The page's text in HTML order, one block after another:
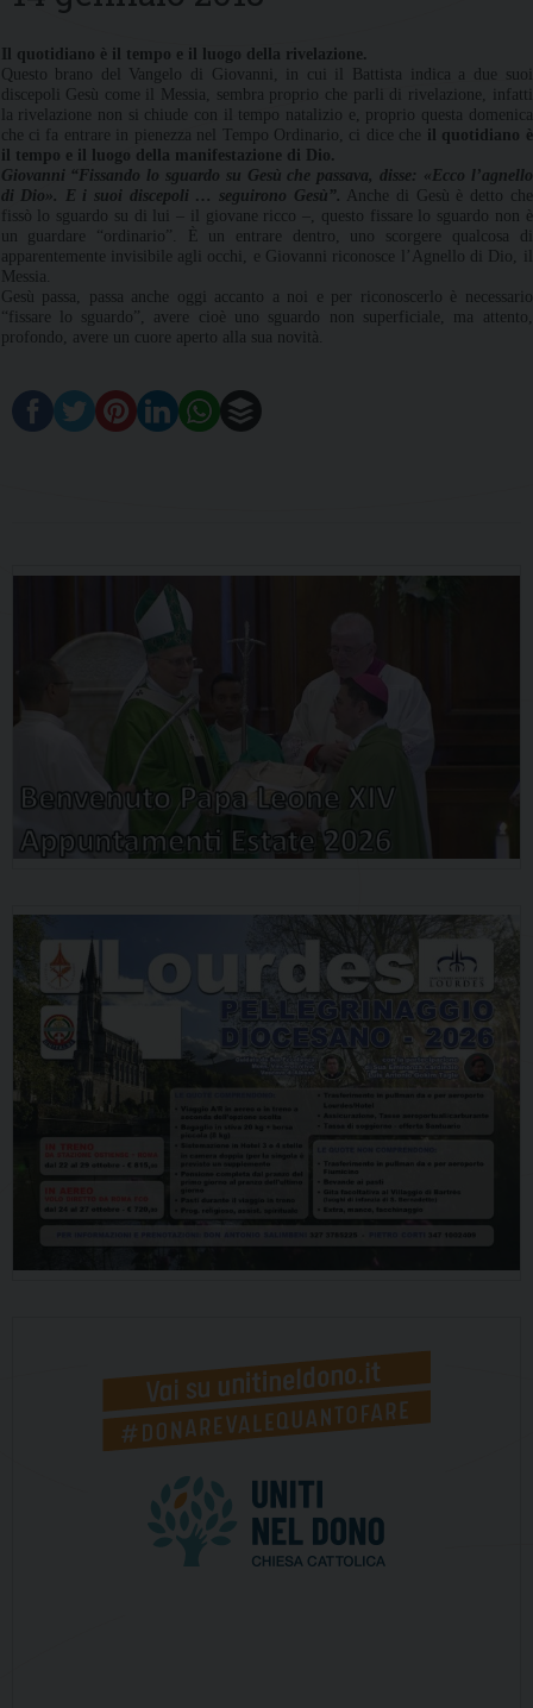
Il quotidiano è il tempo e il luogo della rivelazione.
Questo brano del Vangelo di Giovanni, in cui il Battista indica a due suoi
discepoli Gesù come il Messia, sembra proprio che parli di rivelazione, infatti
la rivelazione non si chiude con il tempo natalizio e, proprio questa domenica
che ci fa entrare in pienezza nel Tempo Ordinario, ci dice che il quotidiano è
il tempo e il luogo della manifestazione di Dio.
Giovanni “Fissando lo sguardo su Gesù che passava, disse: «Ecco l’agnello
di Dio». E i suoi discepoli … seguirono Gesù”. Anche di Gesù è detto che
fissò lo sguardo su di lui – il giovane ricco –, questo fissare lo sguardo non è
un guardare “ordinario”. È un entrare dentro, uno scorgere qualcosa di
apparentemente invisibile agli occhi, e Giovanni riconosce l’Agnello di Dio, il
Messia.
Gesù passa, passa anche oggi accanto a noi e per riconoscerlo è necessario
“fissare lo sguardo”, avere cioè uno sguardo non superficiale, ma attento,
profondo, avere un cuore aperto alla sua novità.